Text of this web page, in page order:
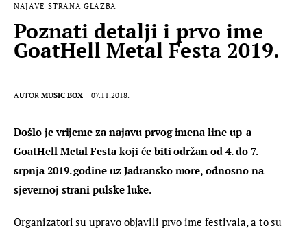
MUSIC BOX
NAJAVE STRANA GLAZBA
Poznati detalji i prvo ime
GoatHell Metal Festa 2019.
AUTOR MUSIC BOX 07.11.2018.
Došlo je vrijeme za najavu prvog imena line up-a
GoatHell Metal Festa koji će biti održan od 4. do 7.
srpnja 2019. godine uz Jadransko more, odnosno na
sjevernoj strani pulske luke.
Organizatori su upravo objavili prvo ime festivala, a to su